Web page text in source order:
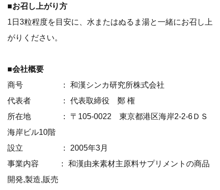
■お召し上がり方
1日3粒程度を目安に、水またはぬるま湯と一緒にお召し上
がりください。
■会社概要
商号 ： 和漢シンカ研究所株式会社
代表者 ： 代表取締役 鄭 権
所在地 ： 〒105-0022 東京都港区海岸2-2-6ＤＳ
海岸ビル10階
設立 ： 2005年3月
事業内容 ： 和漢由来素材主原料サプリメントの商品
開発,製造,販売